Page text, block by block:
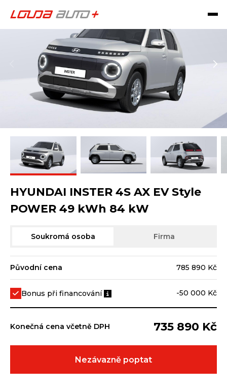
HYUNDAI INSTER 4S AX EV Style
POWER 49 kWh 84 kW
Soukromá osoba Firma
Původní cena 785 890 Kč
Bonus při financování -50 000 Kč
Konečná cena včetně DPH 735 890 Kč
Nezávazně poptat